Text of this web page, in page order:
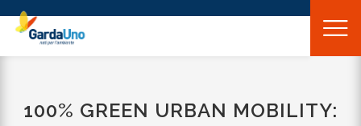
Gardauno
Spa
100% GREEN URBAN MOBILITY: